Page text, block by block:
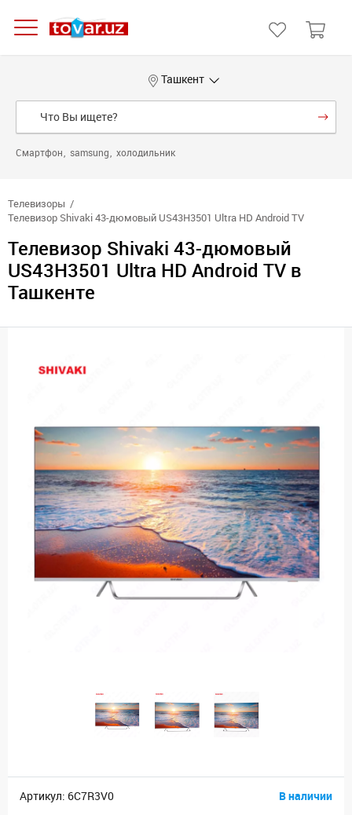
Ташкент
Смартфон samsung холодильник
Телевизоры
Телевизор Shivaki 43-дюмовый US43H3501 Ultra HD Android TV
Телевизор Shivaki 43-дюмовый
US43H3501 Ultra HD Android TV в
Ташкенте
Артикул: 6C7R3V0 В наличии